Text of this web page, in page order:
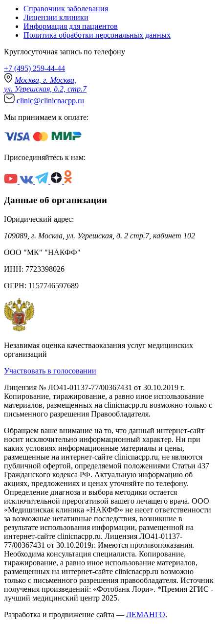
Справочник заболевания
Лицензии клиники
Информация для пациентов
Политика обработки персональных данных
Круглосуточная запись по телефону
+7 (495) 259-44-44
Москва, г. Москва,
ул. Угрешская, д.2, стр.7
clinic@clinicnacpp.ru
Мы принимаем к оплате:
Присоединяйтесь к нам:
Данные об организации
Юридический адрес:
109089, г. Москва, ул. Угрешская, д. 2 стр.7, кабинет 102
ООО "МК" "НАКФФ"
ИНН: 7723398026
ОГРН: 1157746597689
Незавимая оценка качестваоказания услуг медицинских
организаций
Участвовать в голосовании
Лицензия № ЛО41-01137-77/00367431 от 30.10.2019 г.
Копирование, тиражирование, а равно иное использование
материалов, размещенных на clinicnacpp.ru возможно только с
письменного разрешения Правообладателя.
Обращаем ваше внимание на то, что данный интернет-сайт
носит исключительно информационный характер. Ни при
каких условиях информационные материалы и цены,
размещенные на интернет-сайте clinicnacpp.ru, не являются
публичной офертой, определяемой положениями Статьи 437
Гражданского кодекса РФ. Актуальную информацию об
акциях, предложениях и ценах уточняйте по телефону.
Определение диагноза и выбора методики остается
исключительной прерогативой вашего лечащего врача. ООО
«Медицинская клиника «НАКФФ» не несет ответственности
за возможные негативные последствия, возникшие в
результате использования информации, размещенной на
интернет-сайте clinicnacpp.ru. Лицензия ЛО41-01137-
77/00367431 от 30.10.2019г. Имеются противопоказания.
Необходима консультация специалиста. Копирование,
тиражирование, а равно иное использование материалов,
размещенных на интернет-сайте clinicnacpp.ru возможно
только с письменного разрешения правообладателя. Источник
получения произведений: «Фотобанк Лори». *Премия 2ГИС -
лучший медицинский центр 2025.
Разработка и продвижение сайта — ЛЕМАНГО.